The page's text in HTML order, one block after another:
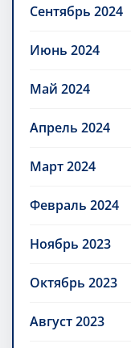
Сентябрь 2024
Июнь 2024
Май 2024
Апрель 2024
Март 2024
Февраль 2024
Ноябрь 2023
Октябрь 2023
Август 2023